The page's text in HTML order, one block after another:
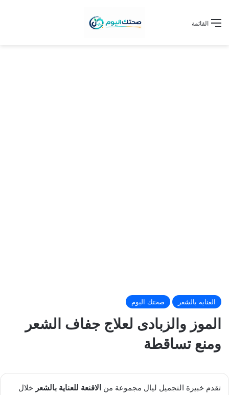
القائمة
العناية بالشعر صحتك اليوم
الموز والزبادى لعلاج جفاف الشعر
ومنع تساقطة
تقدم خبيرة التجميل ليال مجموعة من الاقنعة للعناية بالشعر خلال